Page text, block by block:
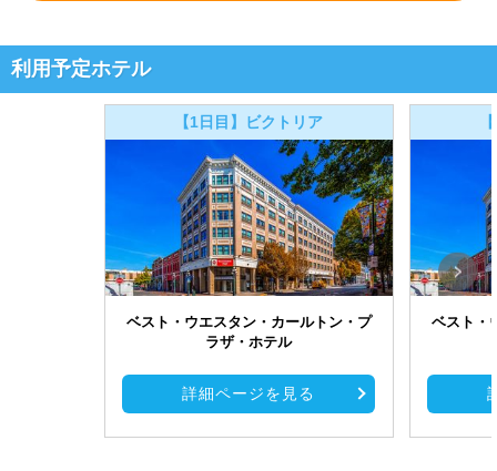
利用予定ホテル
【1日目】ビクトリア
ベスト・ウエスタン・カールトン・プ
ラザ・ホテル
詳細ページを見る
ベスト・